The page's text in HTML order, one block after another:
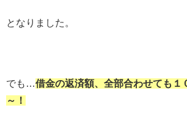
となりました。
でも…借金の返済額、全部合わせても１
～！